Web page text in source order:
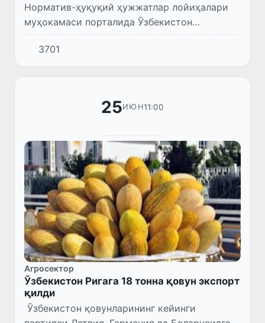
Норматив-ҳуқуқий ҳужжатлар лойиҳалари
муҳокамаси порталида Ўзбекистон
Республикаси Президентининг “Ўсимликлар
карантини бўйича давлат хизмати
фаолиятини янада ривожлантиришга доир...
3701
25ИЮН11:00
Агросектор
Ўзбекистон Ригага 18 тонна қовун экспорт
қилди
Ўзбекистон қовунларининг кейинги